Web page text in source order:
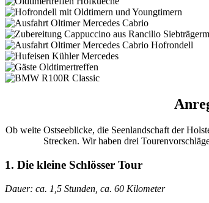
Ob weite Ostseeblicke, die Seenlandschaft der
Strecken. Wir haben drei
1. Die kleine Schlösser Tour
Dauer: ca. 1,5 Stunden, ca. 60 Kilometer